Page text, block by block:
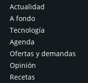
Actualidad
A fondo
Tecnología
Agenda
Ofertas y demandas
Opinión
Recetas